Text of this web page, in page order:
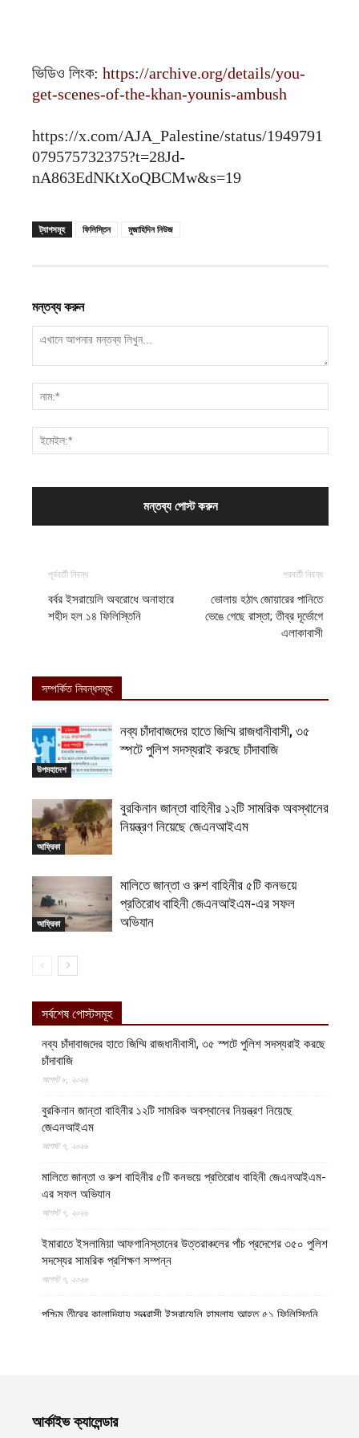
ভিডিও লিংক: https://archive.org/details/you-
get-scenes-of-the-khan-younis-ambush
https://x.com/AJA_Palestine/status/1949791
079575732375?t=28Jd-
nA863EdNKtXoQBCMw&s=19
ট্যাগসমূহ ফিলিস্তিন মুজাহিদিন নিউজ
মন্তব্য করুন
পূর্ববর্তী নিবন্ধ
বর্বর ইসরায়েলি অবরোধে অনাহারে
শহীদ হল ১৪ ফিলিস্তিনি
পরবর্তী নিবন্ধ
ভোলায় হঠাৎ জোয়ারের পানিতে
ভেঙে গেছে রাস্তা; তীব্র দূর্ভোগে
এলাকাবাসী
সম্পর্কিত নিবন্ধসমূহ
উপমহাদেশ
নব্য চাঁদাবাজদের হাতে জিম্মি রাজধানীবাসী, ৩৫
স্পটে পুলিশ সদস্যরাই করছে চাঁদাবাজি
আফ্রিকা
বুরকিনান জান্তা বাহিনীর ১২টি সামরিক অবস্থানের
নিয়ন্ত্রণ নিয়েছে জেএনআইএম
আফ্রিকা
মালিতে জান্তা ও রুশ বাহিনীর ৫টি কনভয়ে
প্রতিরোধ বাহিনী জেএনআইএম-এর সফল
অভিযান
সর্বশেষ পোস্টসমূহ
নব্য চাঁদাবাজদের হাতে জিম্মি রাজধানীবাসী, ৩৫ স্পটে পুলিশ সদস্যরাই করছে
চাঁদাবাজি
আগস্ট ৮, ২০২৬
বুরকিনান জান্তা বাহিনীর ১২টি সামরিক অবস্থানের নিয়ন্ত্রণ নিয়েছে
জেএনআইএম
আগস্ট ৭, ২০২৬
মালিতে জান্তা ও রুশ বাহিনীর ৫টি কনভয়ে প্রতিরোধ বাহিনী জেএনআইএম-
এর সফল অভিযান
আগস্ট ৭, ২০২৬
ইমারাতে ইসলামিয়া আফগানিস্তানের উত্তরাঞ্চলের পাঁচ প্রদেশের ৩৫০ পুলিশ
সদস্যের সামরিক প্রশিক্ষণ সম্পন্ন
আগস্ট ৭, ২০২৬
পশ্চিম তীরের কালান্দিয়ায় সন্ত্রাসী ইসরায়েলি হামলায় আহত ৫১ ফিলিস্তিনি
বগুড়ায় ছিনতাই দেখে ফেলায় শিশুকে হত্যা, ধানক্ষেতে মিললো মাটিচাপা লাশ
আর্কাইভ ক্যালেন্ডার